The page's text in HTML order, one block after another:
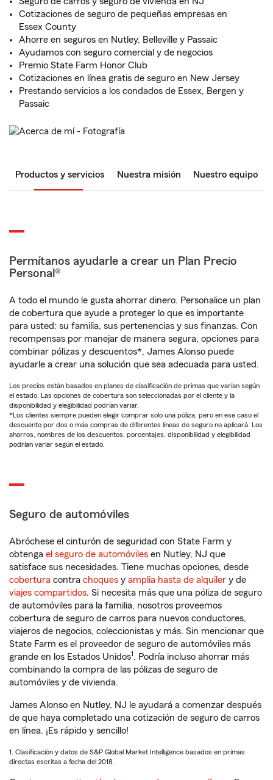
Cotizaciones de seguro de pequeñas empresas en
Essex County
Ahorre en seguros en Nutley, Belleville y Passaic
Ayudamos con seguro comercial y de negocios
Premio State Farm Honor Club
Cotizaciones en línea gratis de seguro en New Jersey
Prestando servicios a los condados de Essex, Bergen y
Passaic
Productos y servicios Nuestra misión Nuestro equipo
Permítanos ayudarle a crear un Plan Precio
Personal®
A todo el mundo le gusta ahorrar dinero. Personalice un plan
de cobertura que ayude a proteger lo que es importante
para usted: su familia, sus pertenencias y sus finanzas. Con
recompensas por manejar de manera segura, opciones para
combinar pólizas y descuentos*, James Alonso puede
ayudarle a crear una solución que sea adecuada para usted.
Los precios están basados en planes de clasificación de primas que varían según
el estado. Las opciones de cobertura son seleccionadas por el cliente y la
disponibilidad y elegibilidad podrían variar.
*Los clientes siempre pueden elegir comprar solo una póliza, pero en ese caso el
descuento por dos o más compras de diferentes líneas de seguro no aplicará. Los
ahorros, nombres de los descuentos, porcentajes, disponibilidad y elegibilidad
podrían variar según el estado.
Seguro de automóviles
Abróchese el cinturón de seguridad con State Farm y
obtenga el seguro de automóviles en Nutley, NJ que
satisface sus necesidades. Tiene muchas opciones, desde
cobertura contra choques y amplia hasta de alquiler y de
viajes compartidos. Si necesita más que una póliza de seguro
de automóviles para la familia, nosotros proveemos
cobertura de seguro de carros para nuevos conductores,
viajeros de negocios, coleccionistas y más. Sin mencionar que
State Farm es el proveedor de seguro de automóviles más
grande en los Estados Unidos1 . Podría incluso ahorrar más
combinando la compra de las pólizas de seguro de
automóviles y de vivienda.
James Alonso en Nutley, NJ le ayudará a comenzar después
de que haya completado una cotización de seguro de carros
en línea. ¡Es rápido y sencillo!
1. Clasificación y datos de S&P Global Market Intelligence basados en primas
directas escritas a fecha del 2018.